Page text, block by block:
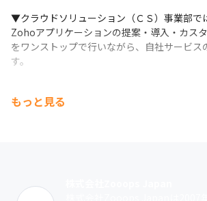
▼クラウドソリューション（ＣＳ）事業部で
Zohoアプリケーションの提案・導入・カス
をワンストップで行いながら、自社サービス
す。
地方創生事業、自社プロダクト研究開発、テ
（総務省：テレワーク先駆者百選、東京都
ド、日本テレワーク協会：テレワーク推進賞）
もっと見る